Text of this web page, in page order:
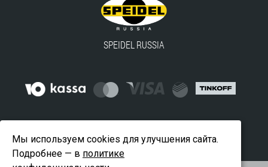
SPEIDEL RUSSIA
дистрибьютор SPEIDEL в России
Мы используем cookies для улучшения сайта.
Подробнее — в политике